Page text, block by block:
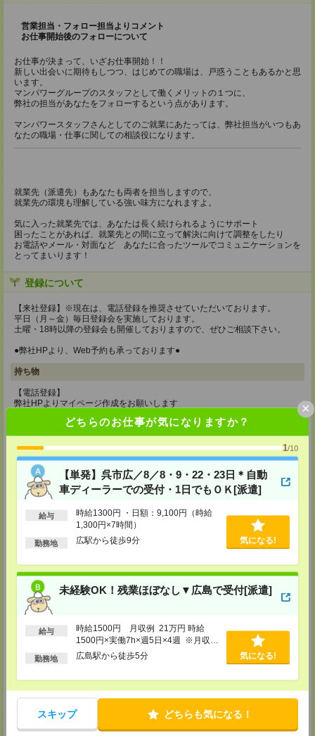
どちらのお仕事が気になりますか？
1/10
【単発】呉市広／8／8・9・22・23日＊自動
車ディーラーでの受付・1日でもＯＫ[派遣]
給与
時給1300円 ・日額：9,100円（時給
1,300円×7時間）
勤務地 広駅から徒歩9分 気になる!
未経験OK！残業ほぼなし▼広島で受付[派遣]
給与
時給1500円 月収例 21万円 時給
1500円×実働7h×週5日×4週 ※月収例
を保証するものではありません。※給
勤務地 広島駅から徒歩5分 気になる!
スキップ どちらも気になる！
×
営業担当・フォロー担当よりコメント
お仕事開始後のフォローについて
お仕事が決まって、いざお仕事開始！！
新しい出会いに期待もしつつ、はじめての職場は、戸惑うこともあるかと思
います。
マンパワーグループのスタッフとして働くメリットの１つに、
弊社の担当があなたをフォローするという点があります。
マンパワースタッフさんとしてのご就業にあたっては、弊社担当がいつもあ
なたの職場・仕事に関しての相談役になります。
就業先（派遣先）もあなたも両者を担当しますので、
就業先の環境も理解している強い味方になれますよ。
気に入った就業先では、あなたは長く続けられるようにサポート
困ったことがあれば、就業先との間に立って解決に向けて調整をしたり
お電話やメール・対面など あなたに合ったツールでコミュニケーションを
とってまいります！
登録について
【来社登録】※現在は、電話登録を推奨させていただいております。
平日（月～金）毎日登録会を実施しております。
土曜・18時以降の登録会も開催しておりますので、ぜひご相談下さい。
●弊社HPより、Web予約も承っております●
持ち物
【電話登録】
弊社HPよりマイページ作成をお願いします
【来社登録】※現在は、電話登録を推奨させていただいております。
・印鑑
・免許証など本人確認書類
・職務経歴書
※履歴書、写真は不要です！
所要時間
【電話登録】30分程度
・経験やご希望などをインタビュー
・お仕事のご紹介など
・ガイダンス
・経験や希望をインタビュー
・スキルチェック
・お仕事のご紹介
登録場所
広島県広島市中区袋町 3-17 シシンヨービル 11F
TEL：0120-921-943
〒760-0027 香川県高松市紺屋町9-6 高松大同生命ビル7
TEL：0120-829-575
担当：採用担当